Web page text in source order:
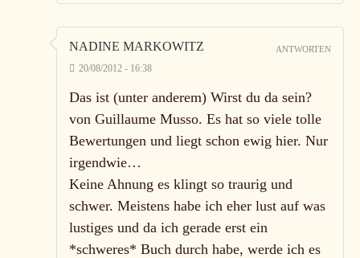
NADINE MARKOWITZ
20/08/2012 - 16:38
Das ist (unter anderem) Wirst du da sein?
von Guillaume Musso. Es hat so viele tolle
Bewertungen und liegt schon ewig hier. Nur
irgendwie…
Keine Ahnung es klingt so traurig und
schwer. Meistens habe ich eher lust auf was
lustiges und da ich gerade erst ein
*schweres* Buch durch habe, werde ich es
ANTWORTEN